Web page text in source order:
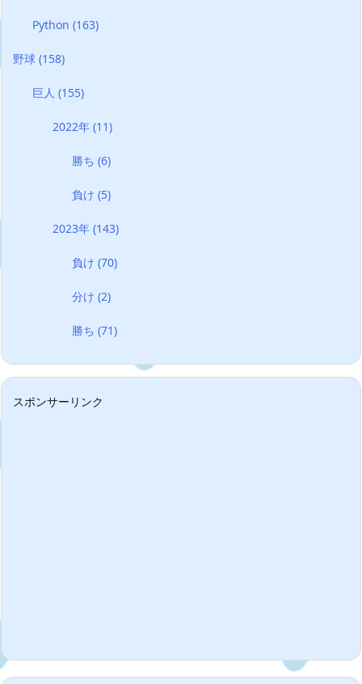
Python(163)
野球 (158)
巨人(155)
2022年 (11)
勝ち(6)
負け(5)
2023年 (143)
負け(70)
分け(2)
勝ち(71)
スポンサーリンク